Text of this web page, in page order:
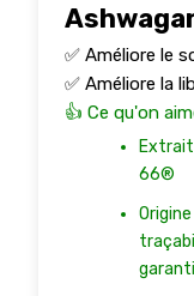
✅ Améliore le
✅ Améliore la
👍 Ce qu'on
Extrait
66®